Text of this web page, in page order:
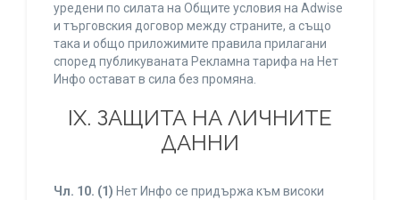
уредени по силата на Общите условия на Adwise
и търговския договор между страните, а също
така и общо приложимите правила прилагани
според публикуваната Рекламна тарифа на Нет
Инфо остават в сила без промяна.
IХ. ЗАЩИТА НА ЛИЧНИТЕ
ДАННИ
Чл. 10. (1) Нет Инфо се придържа към високи